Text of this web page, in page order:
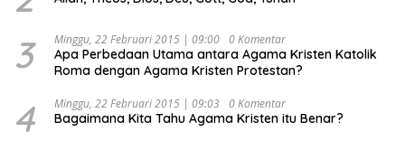
3 Minggu, 22 Februari 2015 | 09:00 0 Komentar
Apa Perbedaan Utama antara Agama Kristen Katolik
Roma dengan Agama Kristen Protestan?
4 Minggu, 22 Februari 2015 | 09:03 0 Komentar
Bagaimana Kita Tahu Agama Kristen itu Benar?